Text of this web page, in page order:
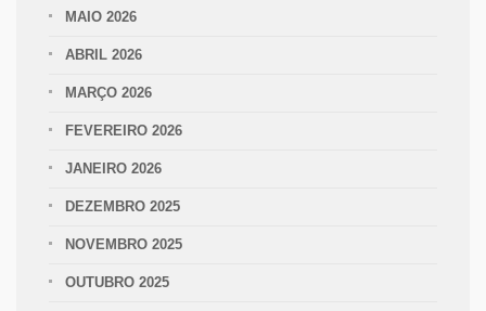
MAIO 2026
ABRIL 2026
MARÇO 2026
FEVEREIRO 2026
JANEIRO 2026
DEZEMBRO 2025
NOVEMBRO 2025
OUTUBRO 2025